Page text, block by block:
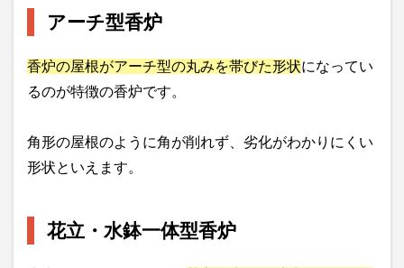
アーチ型香炉
香炉の屋根がアーチ型の丸みを帯びた形状になってい
るのが特徴の香炉です。
角形の屋根のように角が削れず、劣化がわかりにくい
形状といえます。
花立・水鉢一体型香炉